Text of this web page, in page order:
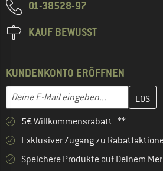
01-38528-97
KAUF BEWUSST
KUNDENKONTO ERÖFFNEN
E-Mail-Adresse
Gib hier deine E-Mail-Adresse ein und
5€ Willkommensrabatt **
Exklusiver Zugang zu
Speichere Produkte auf Deinem